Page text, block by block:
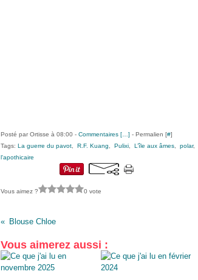
Posté par Ortisse à 08:00 - Commentaires [ ] - Permalien [#]
Tags: La guerre du pavot R.F. Kuang Pulixi L’île aux âmes polar,
l'apothicaire
Vous aimez ? 0 vote
Blouse Chloe
Vous aimerez aussi :